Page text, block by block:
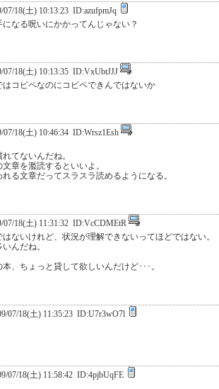
07/18(土) 10:13:23 ID:azufpmJq
なる呪いにかかってんじゃない？
07/18(土) 10:13:35 ID:VxUbtJJJ
コピペなのにコピペできんではないか
07/18(土) 10:46:34 ID:Wrsz1Esh
てないんだね。
章を濫読するといいよ。
る文章だってスラスラ読めるようになる。
07/18(土) 11:31:32 ID:VcCDMEtR
ないけれど、状況が理解できないってほどではない。
んだね。
、ちょっと貸して欲しいんだけど･･･。
07/18(土) 11:35:23 ID:U7r3wO7l
07/18(土) 11:58:42 ID:4pjbUqFE